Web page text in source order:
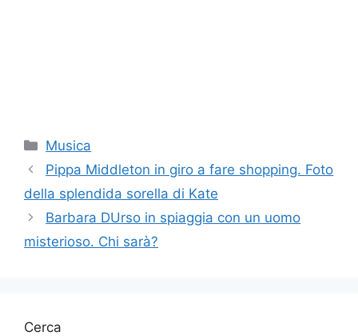
Categorie
Musica
Pippa Middleton in giro a fare shopping. Foto
della splendida sorella di Kate
Barbara DUrso in spiaggia con un uomo
misterioso. Chi sarà?
Cerca